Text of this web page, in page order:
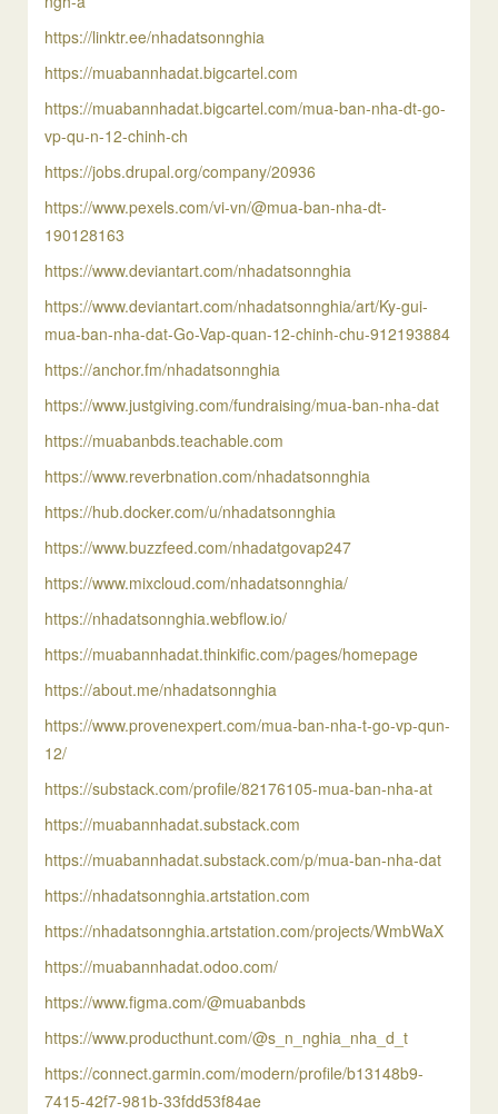
https://linktr.ee/nhadatsonnghia
https://muabannhadat.bigcartel.com
https://muabannhadat.bigcartel.com/mua-ban-nha-dt-go-
vp-qu-n-12-chinh-ch
https://jobs.drupal.org/company/20936
https://www.pexels.com/vi-vn/@mua-ban-nha-dt-
190128163
https://www.deviantart.com/nhadatsonnghia
https://www.deviantart.com/nhadatsonnghia/art/Ky-gui-
mua-ban-nha-dat-Go-Vap-quan-12-chinh-chu-912193884
https://anchor.fm/nhadatsonnghia
https://www.justgiving.com/fundraising/mua-ban-nha-dat
https://muabanbds.teachable.com
https://www.reverbnation.com/nhadatsonnghia
https://hub.docker.com/u/nhadatsonnghia
https://www.buzzfeed.com/nhadatgovap247
https://www.mixcloud.com/nhadatsonnghia/
https://nhadatsonnghia.webflow.io/
https://muabannhadat.thinkific.com/pages/homepage
https://about.me/nhadatsonnghia
https://www.provenexpert.com/mua-ban-nha-t-go-vp-qun-
12/
https://substack.com/profile/82176105-mua-ban-nha-at
https://muabannhadat.substack.com
https://muabannhadat.substack.com/p/mua-ban-nha-dat
https://nhadatsonnghia.artstation.com
https://nhadatsonnghia.artstation.com/projects/WmbWaX
https://muabannhadat.odoo.com/
https://www.figma.com/@muabanbds
https://www.producthunt.com/@s_n_nghia_nha_d_t
https://connect.garmin.com/modern/profile/b13148b9-
7415-42f7-981b-33fdd53f84ae